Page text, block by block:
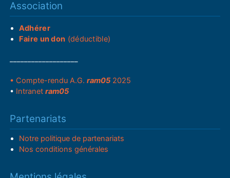
Association
Adhérer
Faire un don (déductible)
• Compte-rendu A.G.ram05 2025
• Intranetram05
Partenariats
Notre politique de partenariats
Nos conditions générales